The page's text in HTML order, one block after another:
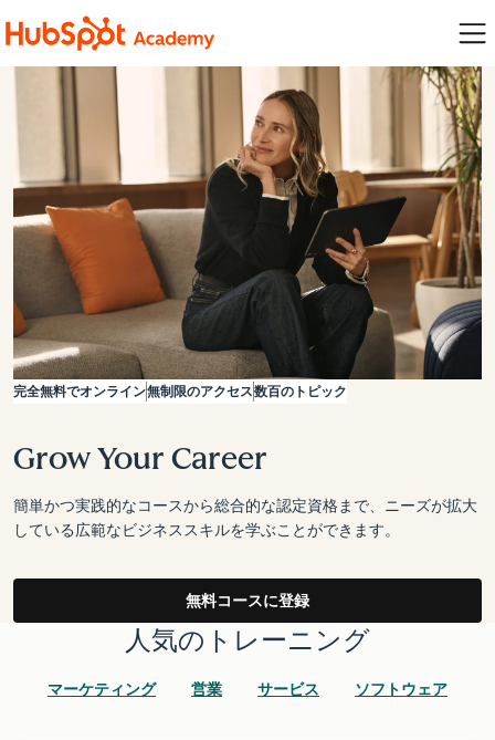
完全無料でオンライン無制限のアクセス数百のトピック
Grow Your Career
簡単かつ実践的なコースから総合的な認定資格まで、ニーズが拡大
している広範なビジネススキルを学ぶことができます。
無料コースに登録
人気のトレーニング
マーケティング 営業 サービス ソフトウェア